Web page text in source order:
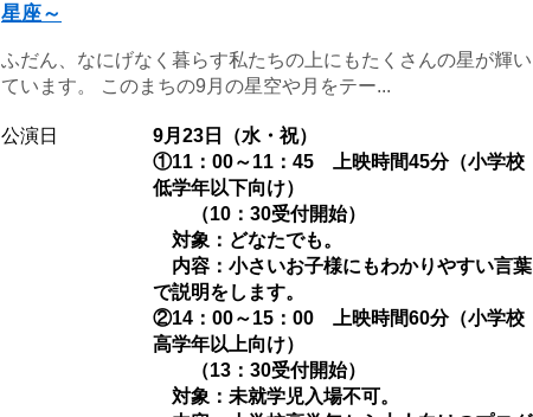
星座～
ふだん、なにげなく暮らす私たちの上にもたくさんの星が輝い
ています。 このまちの9月の星空や月をテー...
公演日
9月23日（水・祝）
①11：00～11：45 上映時間45分（小学校
低学年以下向け）
（10：30受付開始）
対象：どなたでも。
内容：小さいお子様にもわかりやすい言葉
で説明をします。
②14：00～15：00 上映時間60分（小学校
高学年以上向け）
（13：30受付開始）
対象：未就学児入場不可。